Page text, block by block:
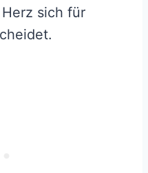
sich für